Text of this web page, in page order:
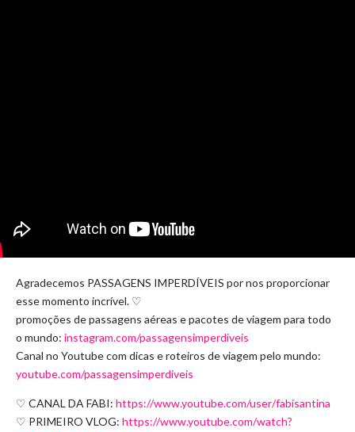
Agradecemos PASSAGENS IMPERDÍVEIS por nos proporcionar
esse momento incrível. ♡
promoções de passagens aéreas e pacotes de viagem para todo
o mundo: instagram.com/passagensimperdiveis
Canal no Youtube com dicas e roteiros de viagem pelo mundo:
youtube.com/passagensimperdiveis
♡ CANAL DA FABI: https://www.youtube.com/user/fabisantina
♡ PRIMEIRO VLOG: https://www.youtube.com/watch?